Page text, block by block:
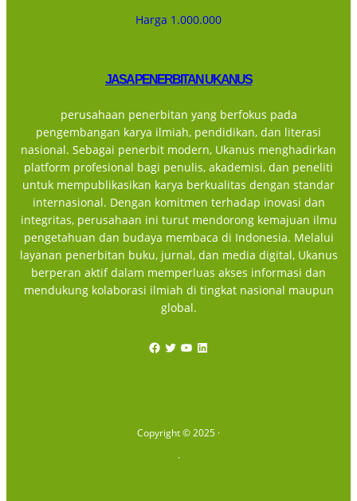
Harga 1.000.000
JASA PENERBITAN UKANUS
perusahaan penerbitan yang berfokus pada
pengembangan karya ilmiah, pendidikan, dan literasi
nasional. Sebagai penerbit modern, Ukanus menghadirkan
platform profesional bagi penulis, akademisi, dan peneliti
untuk mempublikasikan karya berkualitas dengan standar
internasional. Dengan komitmen terhadap inovasi dan
integritas, perusahaan ini turut mendorong kemajuan ilmu
pengetahuan dan budaya membaca di Indonesia. Melalui
layanan penerbitan buku, jurnal, dan media digital, Ukanus
berperan aktif dalam memperluas akses informasi dan
mendukung kolaborasi ilmiah di tingkat nasional maupun
global.
Facebook Twitter YouTube LinkedIn
Copyright © 2025 ·
·